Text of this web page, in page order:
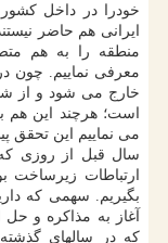
خودرا در داخل
ایرانی هم حاضر
منطقه را به هم
معرفی نماییم. چون
خارج می شود و از
است؛ هرچند این هم
می نماییم این تحقق
سال قبل از روزی
ارتباطات زیرساخت
بگیریم. سهمی که
آغاز به مذاکره و حل
که در سالهای